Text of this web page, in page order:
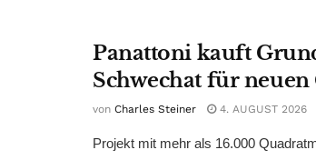
Panattoni kauft
Schwechat für
von Charles Steiner 4. AUGUST 2026
Projekt mit mehr als 16.000